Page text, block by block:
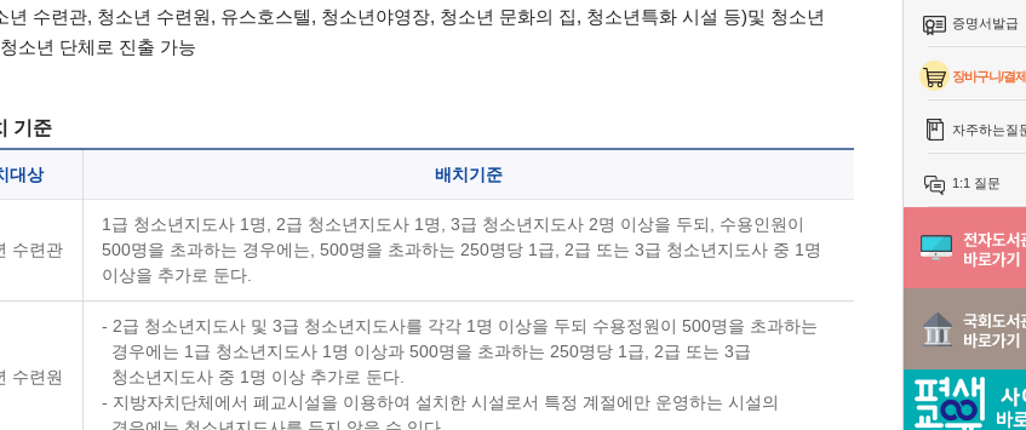
증명서발급
장바구니/결제
자주하는질
1:1 질문
년 수련관, 청소년 수련원, 유스호스텔, 청소년야영장, 청소년 문화의 집, 청소년특화 시설 등)및 청소년
소년 단체로 진출 가능
기준
대상 배치기준
수련관
1급 청소년지도사 1명, 2급 청소년지도사 1명, 3급 청소년지도사 2명 이상을 두되, 수용인원이
500명을 초과하는 경우에는, 500명을 초과하는 250명당 1급, 2급 또는 3급 청소년지도사 중 1명
이상을 추가로 둔다.
수련원
- 2급 청소년지도사 및 3급 청소년지도사를 각각 1명 이상을 두되 수용정원이 500명을 초과하는
경우에는 1급 청소년지도사 1명 이상과 500명을 초과하는 250명당 1급, 2급 또는 3급
청소년지도사 중 1명 이상 추가로 둔다.
- 지방자치단체에서 폐교시설을 이용하여 설치한 시설로서 특정 계절에만 운영하는 시설의